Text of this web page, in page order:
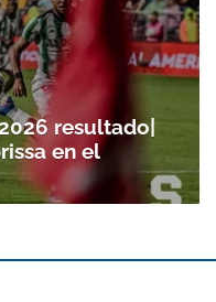
resultado|
en el